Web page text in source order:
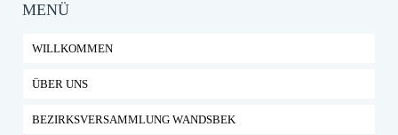
MENÜ
WILLKOMMEN
ÜBER UNS
BEZIRKSVERSAMMLUNG WANDSBEK